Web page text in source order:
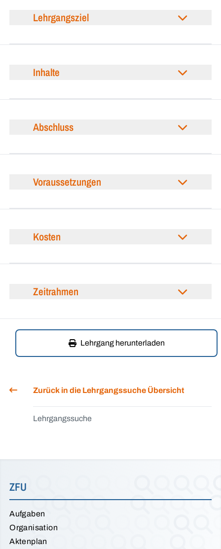
Lehrgangsziel
Inhalte
Abschluss
Voraussetzungen
Kosten
Zeitrahmen
Lehrgang herunterladen
Zurück in die Lehrgangssuche Übersicht
Lehrgangssuche
ZFU
Aufgaben
Organisation
Aktenplan